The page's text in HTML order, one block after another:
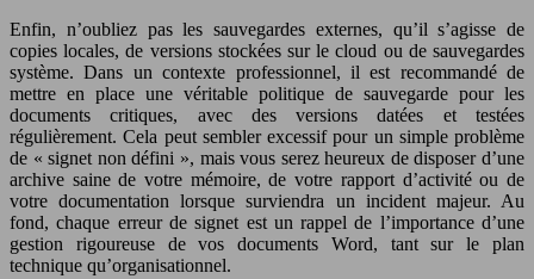
Enfin, n’oubliez pas les sauvegardes externes, qu’il s’agisse de
copies locales, de versions stockées sur le cloud ou de sauvegardes
système. Dans un contexte professionnel, il est recommandé de
mettre en place une véritable politique de sauvegarde pour les
documents critiques, avec des versions datées et testées
régulièrement. Cela peut sembler excessif pour un simple problème
de « signet non défini », mais vous serez heureux de disposer d’une
archive saine de votre mémoire, de votre rapport d’activité ou de
votre documentation lorsque surviendra un incident majeur. Au
fond, chaque erreur de signet est un rappel de l’importance d’une
gestion rigoureuse de vos documents Word, tant sur le plan
technique qu’organisationnel.